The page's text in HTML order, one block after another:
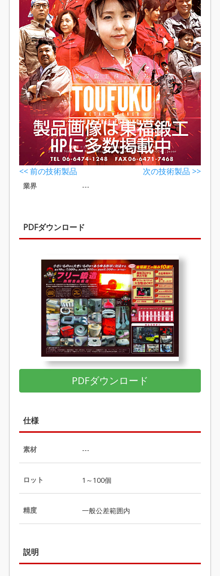
<< 前の技術製品 次の技術製品 >>
業界 ---
PDFダウンロード
PDFダウンロード
仕様
素材 ---
ロット 1～100個
精度 一般公差範囲内
説明